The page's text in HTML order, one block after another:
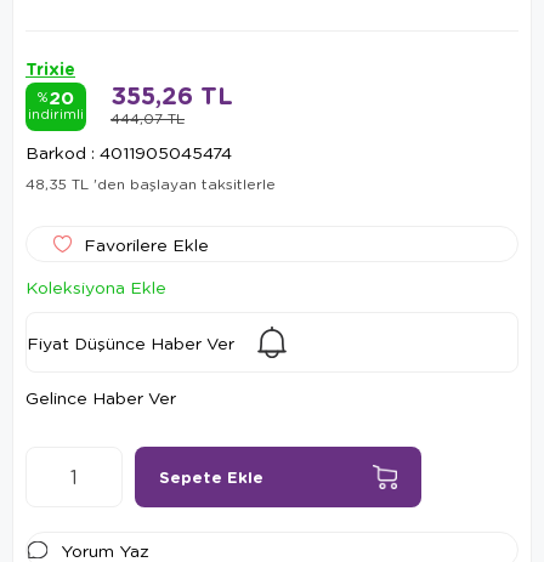
Trixie
%20
indirimli 444,07 TL
355,26 TL
Barkod : 4011905045474
48,35 TL 'den başlayan taksitlerle
Favorilere Ekle
Koleksiyona Ekle
Fiyat Düşünce Haber Ver
Gelince Haber Ver
Yorum Yaz